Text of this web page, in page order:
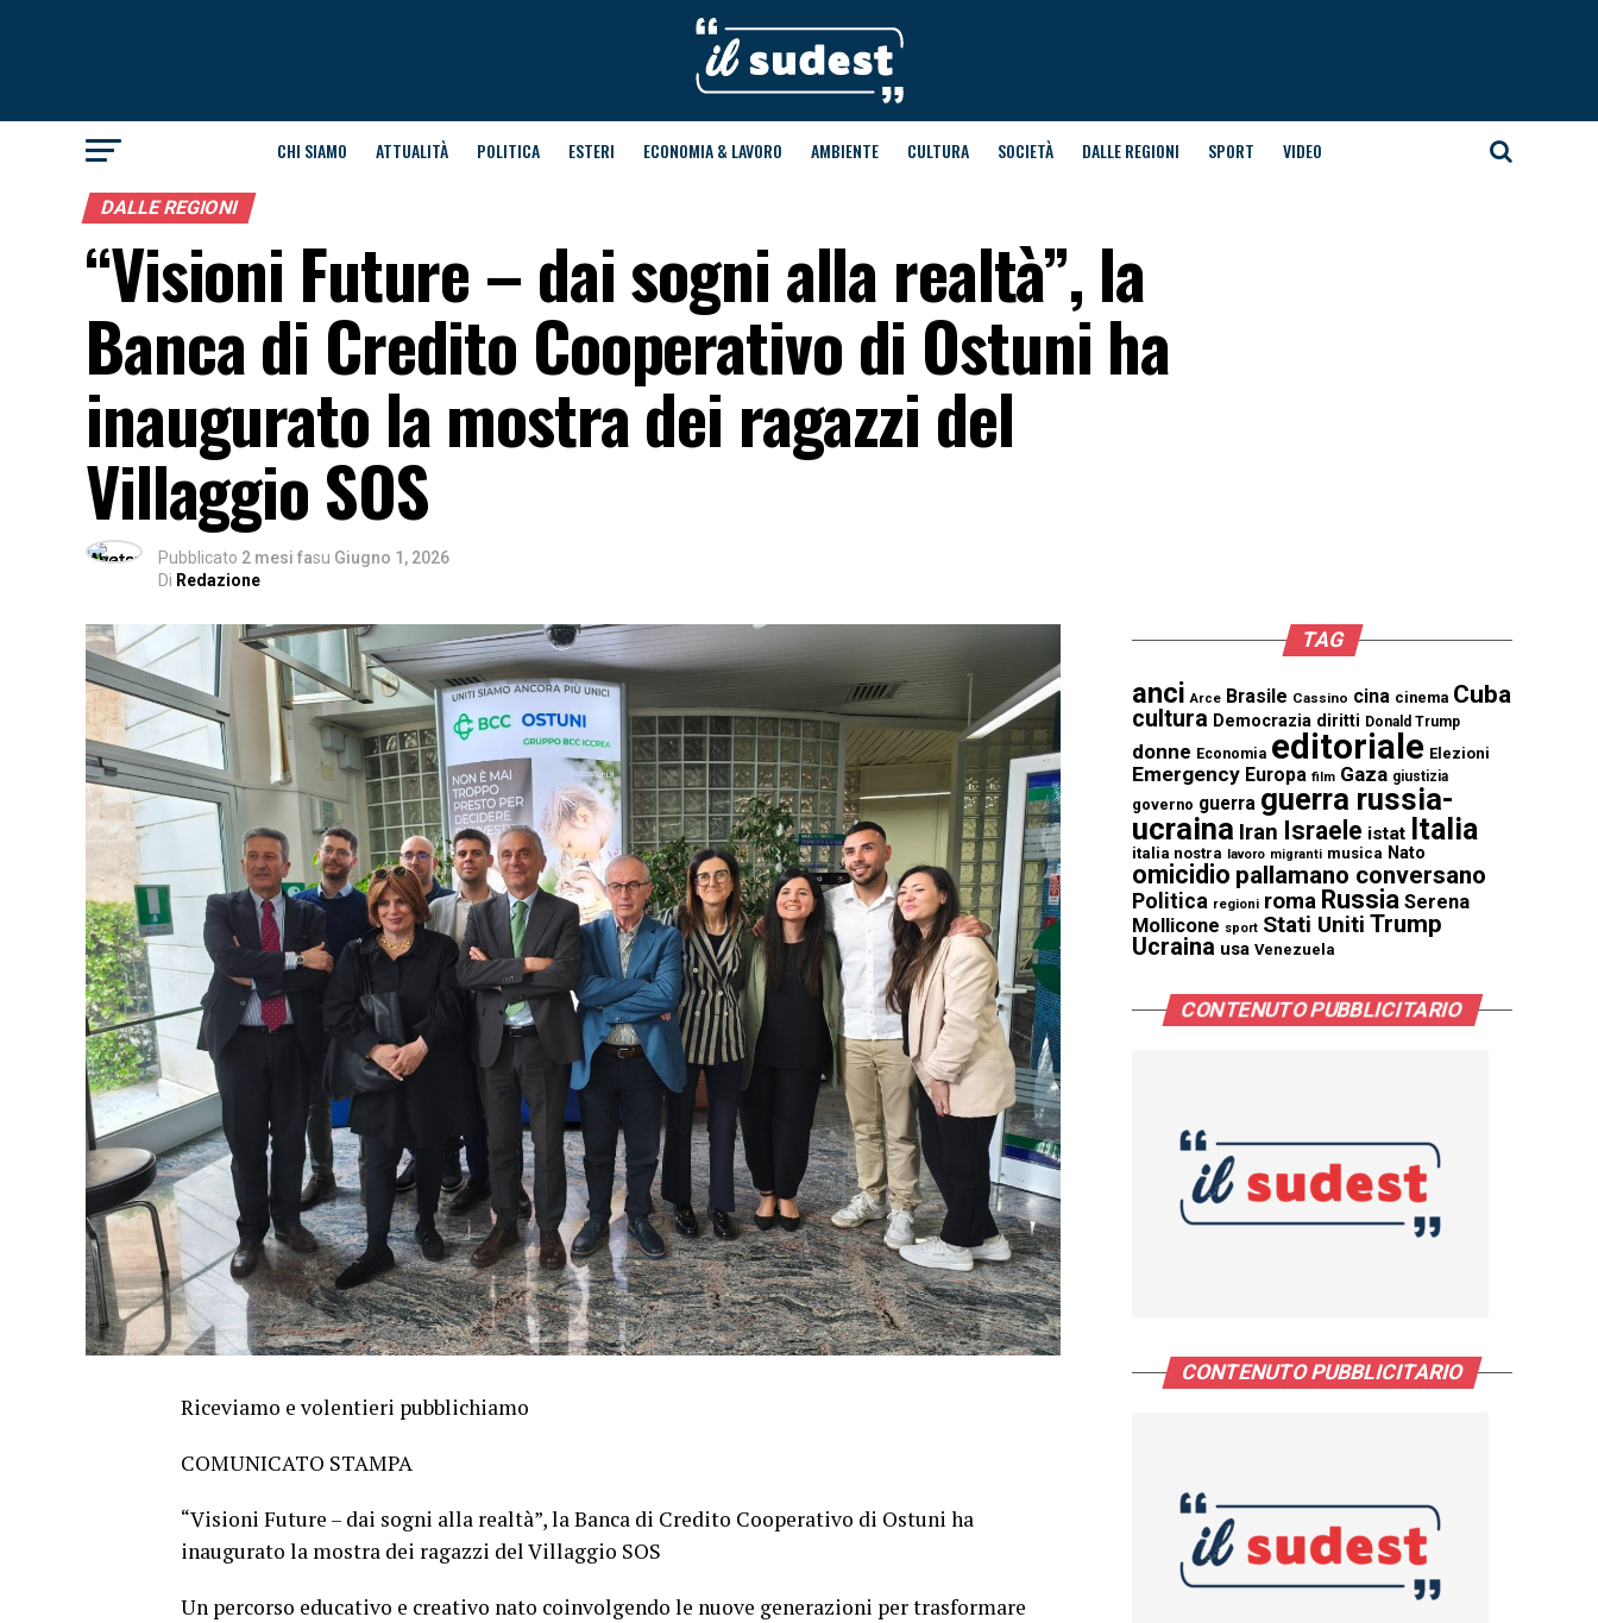
CHI SIAMO ATTUALITÀ POLITICA ESTERI ECONOMIA & LAVORO AMBIENTE CULTURA SOCIETÀ DALLE REGIONI SPORT VIDEO
DALLE REGIONI
“Visioni Future – dai sogni alla realtà”, la
Banca di Credito Cooperativo di Ostuni ha
inaugurato la mostra dei ragazzi del
Villaggio SOS
Pubblicato 2 mesi fasu Giugno 1, 2026
Di Redazione
Riceviamo e volentieri pubblichiamo
COMUNICATO STAMPA
“Visioni Future – dai sogni alla realtà”, la Banca di Credito Cooperativo di Ostuni ha
inaugurato la mostra dei ragazzi del Villaggio SOS
Un percorso educativo e creativo nato coinvolgendo le nuove generazioni per trasformare
TAG
anci Arce Brasile Cassino cina cinema Cuba
cultura Democrazia diritti Donald Trump
donne Economia editoriale Elezioni
Emergency Europa film Gaza giustizia
governo guerra guerra russia-
ucraina Iran Israele istat Italia
italia nostra lavoro migranti musica Nato
omicidio pallamano conversano
Politica regioni roma Russia Serena
Mollicone sport Stati Uniti Trump
Ucraina usa Venezuela
CONTENUTO PUBBLICITARIO
CONTENUTO PUBBLICITARIO